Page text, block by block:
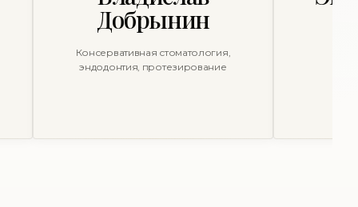
Добрынин
Консервативная стоматология,
эндодонтия, протезирование